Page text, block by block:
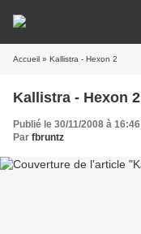
Accueil » Kallistra - Hexon 2
Kallistra - Hexon 2
Publié le 30/11/2008 à 16:46
Par fbruntz